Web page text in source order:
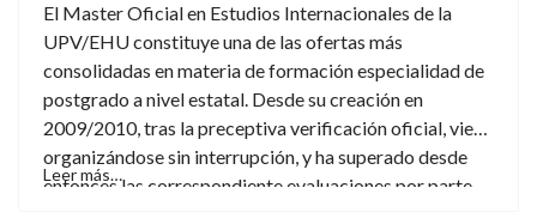
El Master Oficial en Estudios Internacionales de la
UPV/EHU constituye una de las ofertas más
consolidadas en materia de formación especialidad de
postgrado a nivel estatal. Desde su creación en
2009/2010, tras la preceptiva verificación oficial, viene
organizándose sin interrupción, y ha superado desde
entonces las correspondiente evaluaciones por parte
Leer más…